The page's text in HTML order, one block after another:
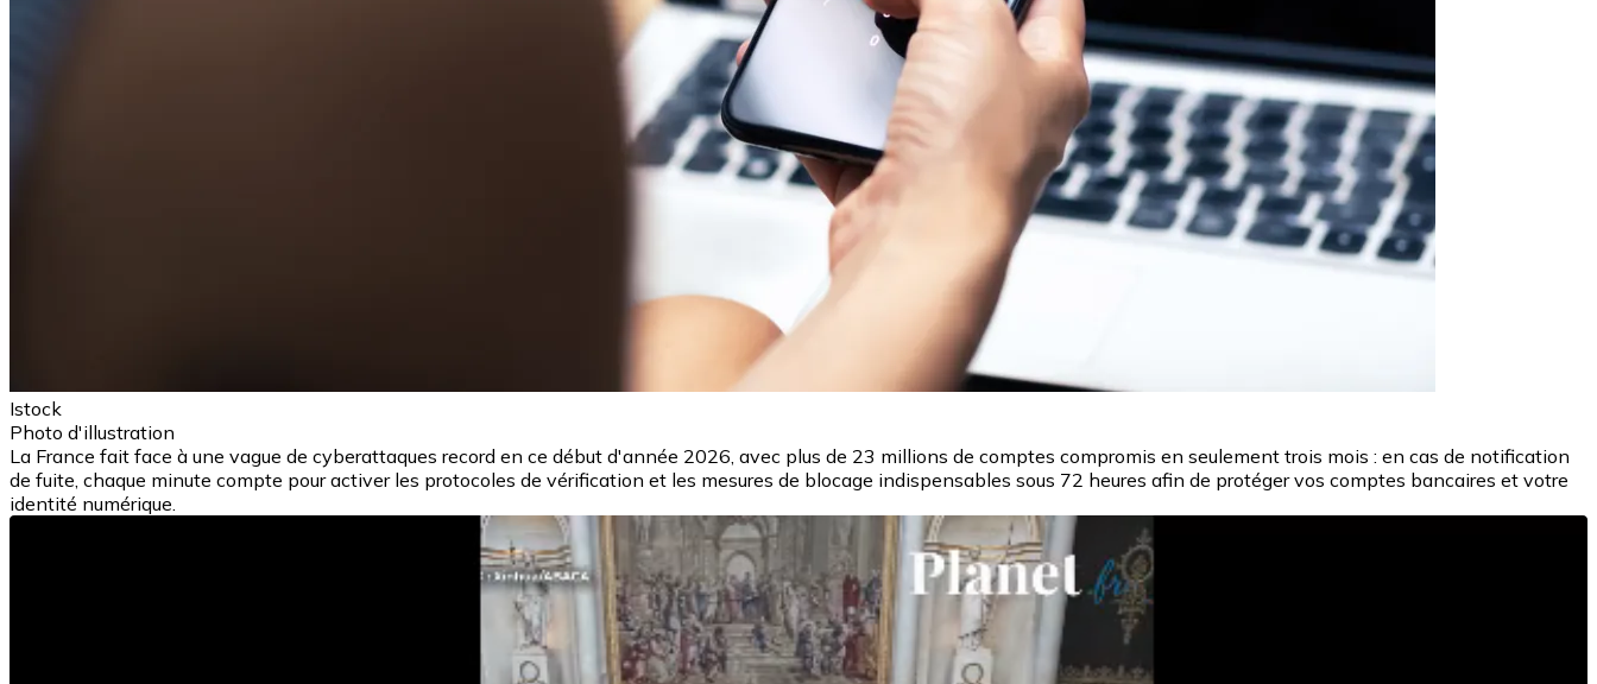
Istock
Photo d'illustration
La France fait face à une vague de cyberattaques record en ce début d'année 2026, avec plus de 23 millions de comptes compromis en seulement trois mois : en cas de notification
de fuite, chaque minute compte pour activer les protocoles de vérification et les mesures de blocage indispensables sous 72 heures afin de protéger vos comptes bancaires et votre
identité numérique.